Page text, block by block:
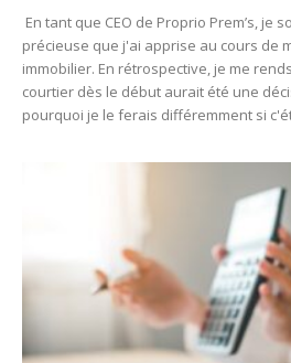
En tant que CEO de Proprio Prem’s, je
précieuse que j'ai apprise au cours de
immobilier. En rétrospective, je me
courtier dès le début aurait été une
pourquoi je le ferais différemment si